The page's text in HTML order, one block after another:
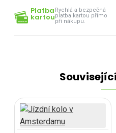
Platba
kartou
Rychlá a bezpečná
platba kartou přímo
při nákupu.